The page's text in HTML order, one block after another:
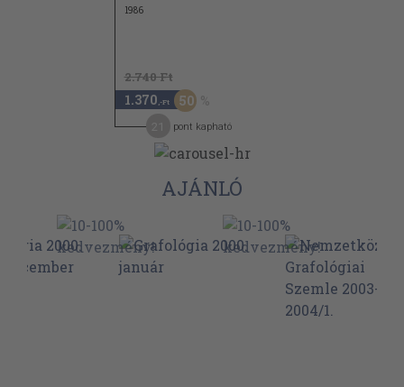
1986
2.740 Ft
1.370 ,-Ft 50
pont kapható
AJÁNLÓ